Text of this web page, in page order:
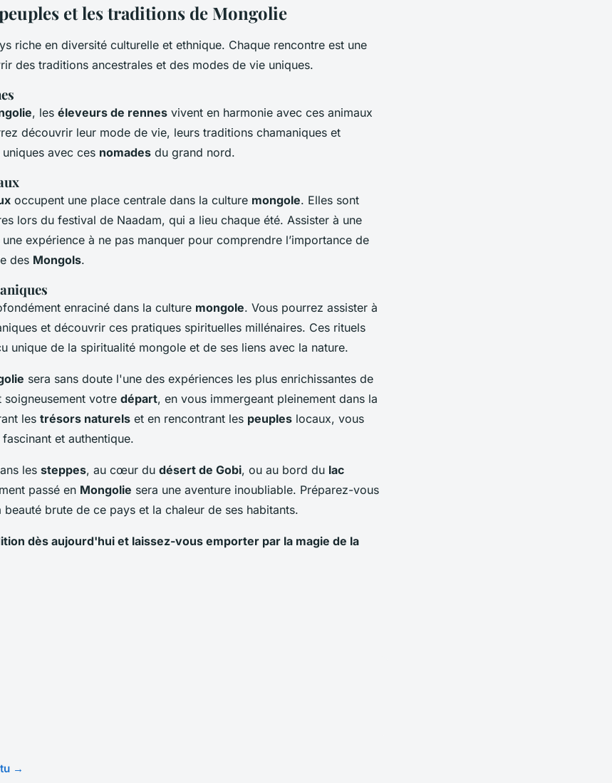
et les traditions de Mongolie
riche en diversité culturelle et ethnique. Chaque rencontre est une
des traditions ancestrales et des modes de vie uniques.
, les éleveurs de rennes vivent en harmonie avec ces animaux
découvrir leur mode de vie, leurs traditions chamaniques et
avec ces nomades du grand nord.
occupent une place centrale dans la culture mongole. Elles sont
lors du festival de Naadam, qui a lieu chaque été. Assister à une
expérience à ne pas manquer pour comprendre l’importance de
des Mongols.
enraciné dans la culture mongole. Vous pourrez assister à
et découvrir ces pratiques spirituelles millénaires. Ces rituels
unique de la spiritualité mongole et de ses liens avec la nature.
sera sans doute l'une des expériences les plus enrichissantes de
votre départ, en vous immergeant pleinement dans la
les trésors naturels et en rencontrant les peuples locaux, vous
et authentique.
les steppes, au cœur du désert de Gobi, ou au bord du lac
passé en Mongolie sera une aventure inoubliable. Préparez-vous
brute de ce pays et la chaleur de ses habitants.
dès aujourd'hui et laissez-vous emporter par la magie de la
→